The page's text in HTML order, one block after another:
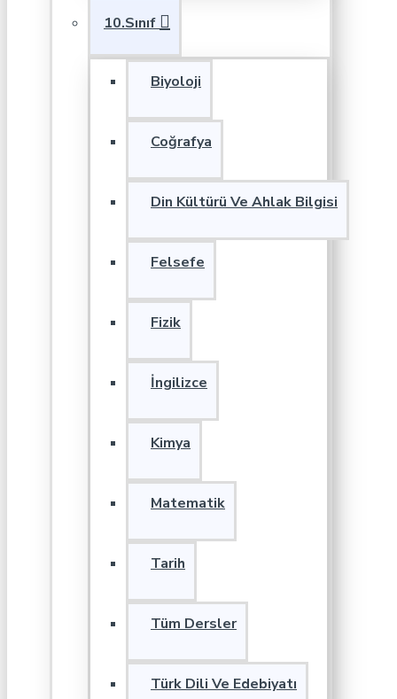
10.Sınıf
Biyoloji
Coğrafya
Din Kültürü Ve Ahlak Bilgisi
Felsefe
Fizik
İngilizce
Kimya
Matematik
Tarih
Tüm Dersler
Türk Dili Ve Edebiyatı